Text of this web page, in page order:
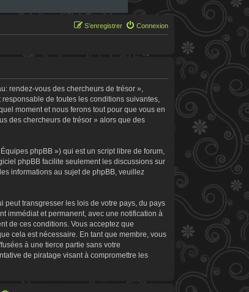
Connexion
S’enregistrer
rendez-vous des chercheurs de trésor »,
de toutes les conditions suivantes,
moment et nous ferons tout pour que vous en
des chercheurs de trésor » alors que des
phpBB ») qui est un script libre de forum,
phpBB facilite seulement les discussions sur
informations au sujet de phpBB, veuillez
peut transgresser les lois de votre pays, du pays
immédiat et permanent, avec une notification à
de ces conditions. Vous acceptez que
cela est nécessaire. En tant que membre, vous
à une tierce partie sans votre
de piratage visant à compromettre les